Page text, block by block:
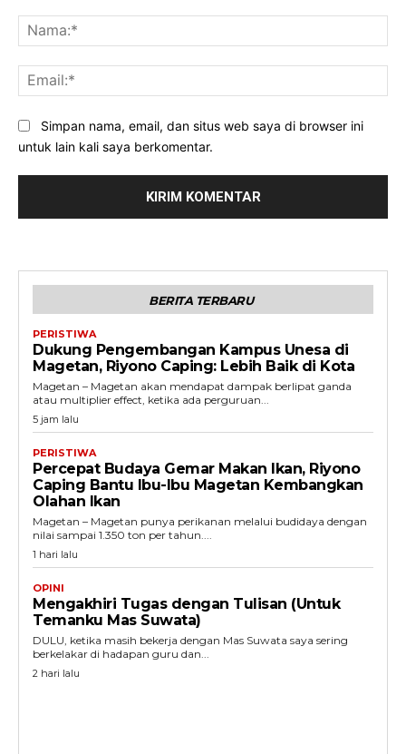
Simpan nama, email, dan situs web saya di browser ini
untuk lain kali saya berkomentar.
BERITA TERBARU
PERISTIWA
Dukung Pengembangan Kampus Unesa di
Magetan, Riyono Caping: Lebih Baik di Kota
Magetan – Magetan akan mendapat dampak berlipat ganda
atau multiplier effect, ketika ada perguruan...
5 jam lalu
PERISTIWA
Percepat Budaya Gemar Makan Ikan, Riyono
Caping Bantu Ibu-Ibu Magetan Kembangkan
Olahan Ikan
Magetan – Magetan punya perikanan melalui budidaya dengan
nilai sampai 1.350 ton per tahun....
1 hari lalu
OPINI
Mengakhiri Tugas dengan Tulisan (Untuk
Temanku Mas Suwata)
DULU, ketika masih bekerja dengan Mas Suwata saya sering
berkelakar di hadapan guru dan...
2 hari lalu